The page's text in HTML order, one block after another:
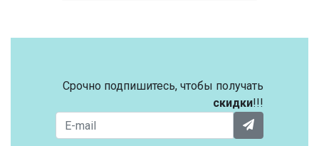
Срочно подпишитесь, чтобы получать
скидки!!!